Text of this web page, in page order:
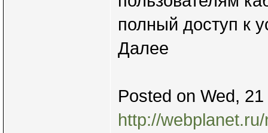
полный доступ к
Далее
Posted on Wed,
http://